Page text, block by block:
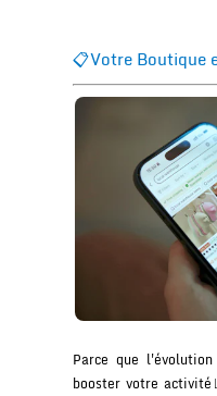
📋Votre Boutique
Parce que
booster votre